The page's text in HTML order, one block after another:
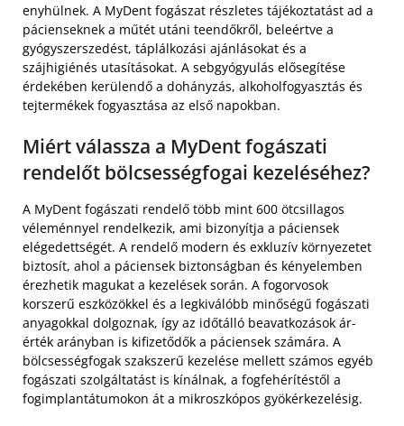
enyhülnek. A MyDent fogászat részletes tájékoztatást ad a
pácienseknek a műtét utáni teendőkről, beleértve a
gyógyszerszedést, táplálkozási ajánlásokat és a
szájhigiénés utasításokat. A sebgyógyulás elősegítése
érdekében kerülendő a dohányzás, alkoholfogyasztás és
tejtermékek fogyasztása az első napokban.
Miért válassza a MyDent fogászati
rendelőt bölcsességfogai kezeléséhez?
A MyDent fogászati rendelő több mint 600 ötcsillagos
véleménnyel rendelkezik, ami bizonyítja a páciensek
elégedettségét. A rendelő modern és exkluzív környezetet
biztosít, ahol a páciensek biztonságban és kényelemben
érezhetik magukat a kezelések során. A fogorvosok
korszerű eszközökkel és a legkiválóbb minőségű fogászati
anyagokkal dolgoznak, így az időtálló beavatkozások ár-
érték arányban is kifizetődők a páciensek számára. A
bölcsességfogak szakszerű kezelése mellett számos egyéb
fogászati szolgáltatást is kínálnak, a fogfehérítéstől a
fogimplantátumokon át a mikroszkópos gyökérkezelésig.